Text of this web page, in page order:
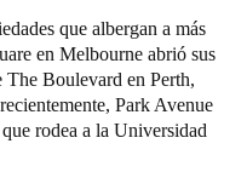
que albergan a más
en Melbourne abrió sus
The Boulevard en Perth,
Park Avenue
rodea a la Universidad